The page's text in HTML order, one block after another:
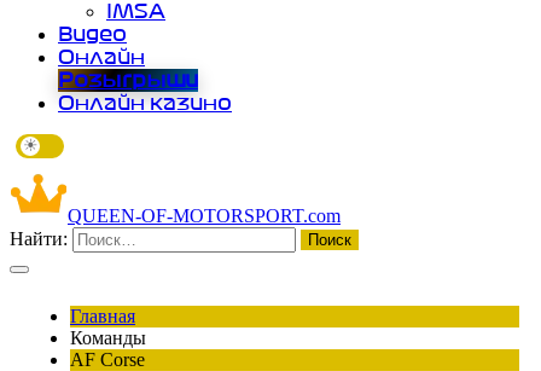
IMSA
Видео
Онлайн
Розыгрыши
Онлайн казино
QUEEN-OF-MOTORSPORT.com
Найти:
Главная
Команды
AF Corse